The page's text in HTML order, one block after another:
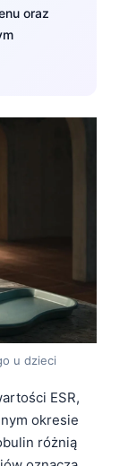
oraz
u dzieci
ESR,
okresie
różnią